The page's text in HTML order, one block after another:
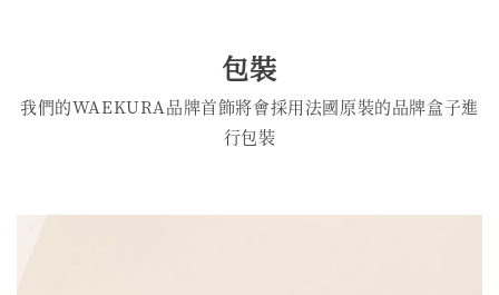
包裝
我們的WAEKURA品牌首飾將會採用法國原裝的品牌盒子進
行包裝